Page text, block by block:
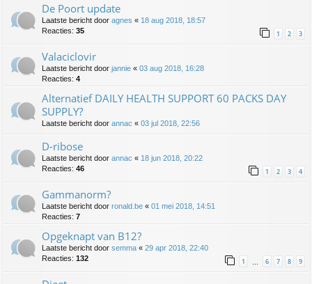
De Poort update
Laatste bericht door agnes « 18 aug 2018, 18:57
Reacties: 35 1 2 3
Valaciclovir
Laatste bericht door jannie « 03 aug 2018, 16:28
Reacties: 4
Alternatief DAILY HEALTH SUPPORT 60 PACKS DAY
SUPPLY?
Laatste bericht door annac « 03 jul 2018, 22:56
D-ribose
Laatste bericht door annac « 18 jun 2018, 20:22
Reacties: 46 1 2 3 4
Gammanorm?
Laatste bericht door ronald.be « 01 mei 2018, 14:51
Reacties: 7
Opgeknapt van B12?
Laatste bericht door semma « 29 apr 2018, 22:40
Reacties: 132 1 … 6 7 8 9